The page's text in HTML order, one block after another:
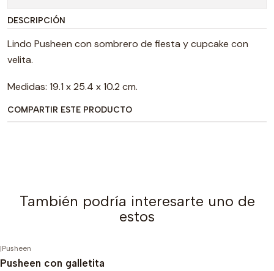
DESCRIPCIÓN
Lindo Pusheen con sombrero de fiesta y cupcake con
velita.
Medidas: 19.1 x 25.4 x 10.2 cm.
COMPARTIR ESTE PRODUCTO
También podría interesarte uno de
estos
|Pusheen
Pusheen con galletita